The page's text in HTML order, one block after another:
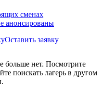
сменах
анонсированы
Оставить заявку
больше нет. Посмотрите
поискать лагерь в другом